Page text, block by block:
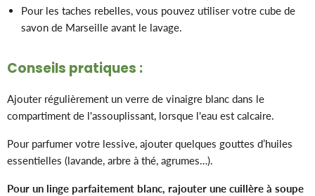
Pour les taches rebelles, vous pouvez utiliser votre cube de
savon de Marseille avant le lavage.
Conseils pratiques :
Ajouter régulièrement un verre de vinaigre blanc dans le
compartiment de l'assouplissant, lorsque l'eau est calcaire.
Pour parfumer votre lessive, ajouter quelques gouttes d’huiles
essentielles (lavande, arbre à thé, agrumes…).
Pour un linge parfaitement blanc, rajouter une cuillère à soupe